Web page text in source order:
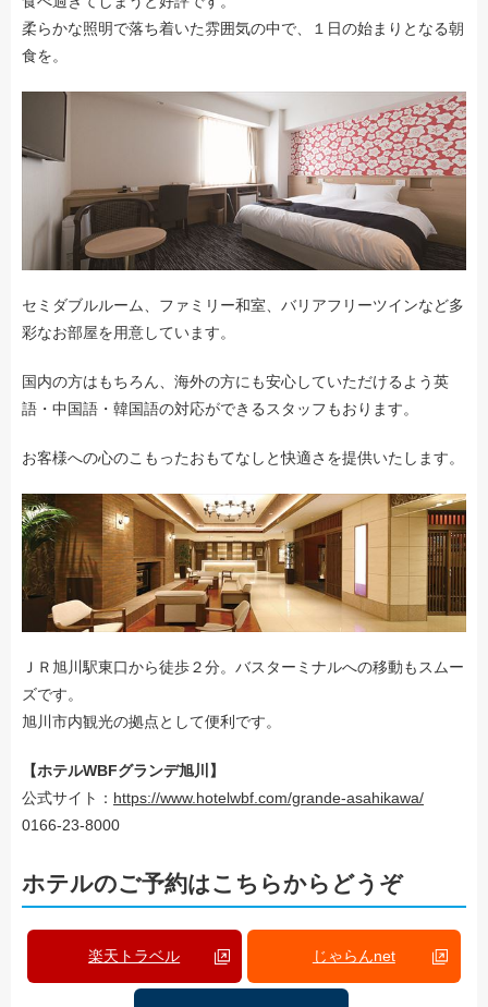
柔らかな照明で落ち着いた雰囲気の中で、１日の始まりとなる朝
食を。
セミダブルルーム、ファミリー和室、バリアフリーツインなど多
彩なお部屋を用意しています。
国内の方はもちろん、海外の方にも安心していただけるよう英
語・中国語・韓国語の対応ができるスタッフもおります。
お客様への心のこもったおもてなしと快適さを提供いたします。
ＪＲ旭川駅東口から徒歩２分。バスターミナルへの移動もスムー
ズです。
旭川市内観光の拠点として便利です。
【ホテルWBFグランデ旭川】
公式サイト： https://www.hotelwbf.com/grande-asahikawa/
0166-23-8000
ホテルのご予約はこちらからどうぞ
楽天トラベル じゃらんnet